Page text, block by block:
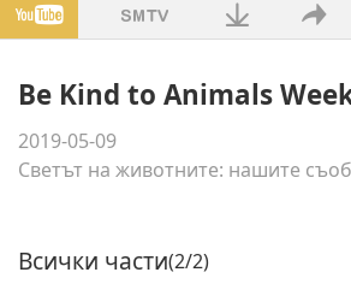
Be Kind to Animals
2019-05-09
Светът на животните: нашите
Всички части(2/2)